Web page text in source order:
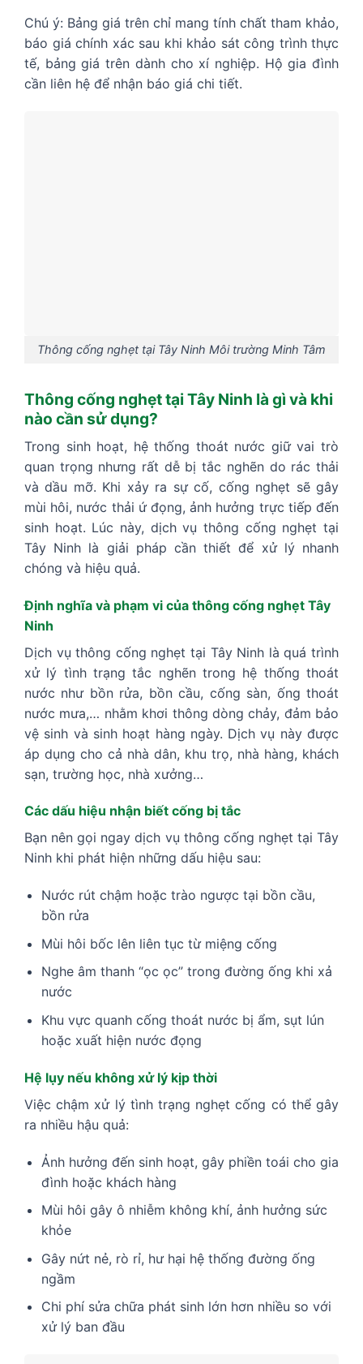
Chú ý: Bảng giá trên chỉ mang tính chất tham khảo,
báo giá chính xác sau khi khảo sát công trình thực
tế, bảng giá trên dành cho xí nghiệp. Hộ gia đình
cần liên hệ để nhận báo giá chi tiết.
Thông cống nghẹt tại Tây Ninh Môi trường Minh Tâm
Thông cống nghẹt tại Tây Ninh là gì và khi
nào cần sử dụng?
Trong sinh hoạt, hệ thống thoát nước giữ vai trò
quan trọng nhưng rất dễ bị tắc nghẽn do rác thải
và dầu mỡ. Khi xảy ra sự cố, cống nghẹt sẽ gây
mùi hôi, nước thải ứ đọng, ảnh hưởng trực tiếp đến
sinh hoạt. Lúc này, dịch vụ thông cống nghẹt tại
Tây Ninh là giải pháp cần thiết để xử lý nhanh
chóng và hiệu quả.
Định nghĩa và phạm vi của thông cống nghẹt Tây
Ninh
Dịch vụ thông cống nghẹt tại Tây Ninh là quá trình
xử lý tình trạng tắc nghẽn trong hệ thống thoát
nước như bồn rửa, bồn cầu, cống sàn, ống thoát
nước mưa,… nhằm khơi thông dòng chảy, đảm bảo
vệ sinh và sinh hoạt hàng ngày. Dịch vụ này được
áp dụng cho cả nhà dân, khu trọ, nhà hàng, khách
sạn, trường học, nhà xưởng…
Các dấu hiệu nhận biết cống bị tắc
Bạn nên gọi ngay dịch vụ thông cống nghẹt tại Tây
Ninh khi phát hiện những dấu hiệu sau:
Nước rút chậm hoặc trào ngược tại bồn cầu,
bồn rửa
Mùi hôi bốc lên liên tục từ miệng cống
Nghe âm thanh “ọc ọc” trong đường ống khi xả
nước
Khu vực quanh cống thoát nước bị ẩm, sụt lún
hoặc xuất hiện nước đọng
Hệ lụy nếu không xử lý kịp thời
Việc chậm xử lý tình trạng nghẹt cống có thể gây
ra nhiều hậu quả:
Ảnh hưởng đến sinh hoạt, gây phiền toái cho gia
đình hoặc khách hàng
Mùi hôi gây ô nhiễm không khí, ảnh hưởng sức
khỏe
Gây nứt nẻ, rò rỉ, hư hại hệ thống đường ống
ngầm
Chi phí sửa chữa phát sinh lớn hơn nhiều so với
xử lý ban đầu